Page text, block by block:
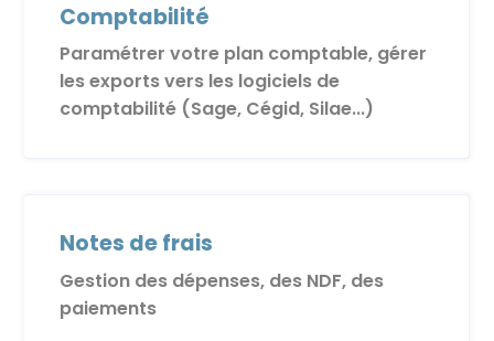
Comptabilité
Paramétrer votre plan comptable, gérer
les exports vers les logiciels de
comptabilité (Sage, Cégid, Silae...)
Notes de frais
Gestion des dépenses, des NDF, des
paiements